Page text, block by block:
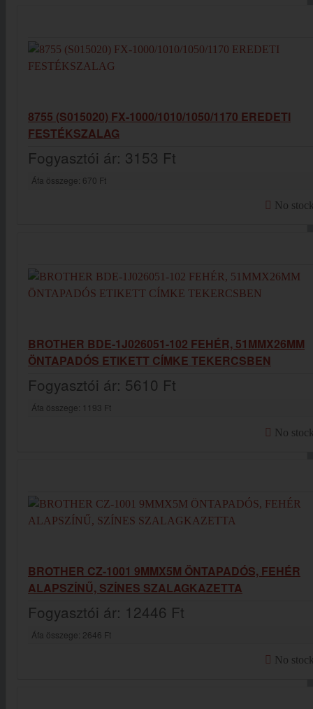
8755 (S015020) FX-1000/1010/1050/1170 EREDETI
FESTÉKSZALAG
Fogyasztói ár: 3153 Ft
Áfa összege: 670 Ft
No
BROTHER BDE-1J026051-102 FEHÉR, 51MMX26MM
ÖNTAPADÓS ETIKETT CÍMKE TEKERCSBEN
Fogyasztói ár: 5610 Ft
Áfa összege: 1193 Ft
No
BROTHER CZ-1001 9MMX5M ÖNTAPADÓS, FEHÉR
ALAPSZÍNŰ, SZÍNES SZALAGKAZETTA
Fogyasztói ár: 12446 Ft
Áfa összege: 2646 Ft
No